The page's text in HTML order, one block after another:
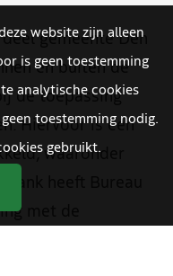
gemeente Den
en buiten de
de toepassing
Hiervoor is een
waaronder
heeft Bureau
met de
website zijn alleen
is geen toestemming
analytische cookies
toestemming nodig.
gebruikt.